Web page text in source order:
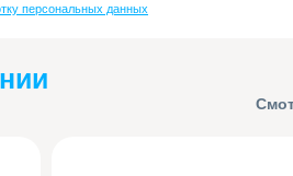
персональных данных